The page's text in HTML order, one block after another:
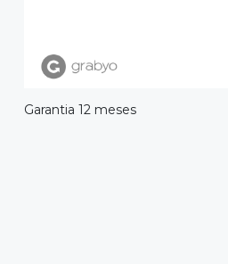
Garantia 12 meses